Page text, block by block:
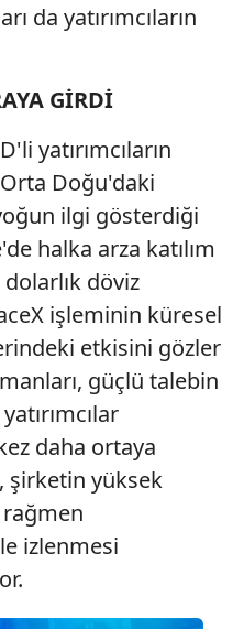
kullanılacaktır.
yer alan panel
ilişkin detaylı bilgi
Kanunu uyarınca
okumak ve sitemizde
çerezlerle ilgili bilgi
da yatırımcıların
GİRDİ
yatırımcıların
Doğu'daki
ilgi gösterdiği
halka arza katılım
döviz
işleminin küresel
etkisini gözler
güçlü talebin
daha ortaya
şirketin yüksek
izlenmesi